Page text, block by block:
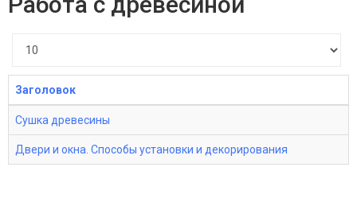
строк:
Заголовок
Сушка древесины
Двери и окна. Способы установки и декорирования